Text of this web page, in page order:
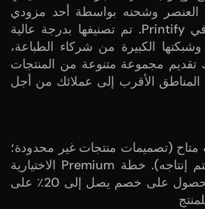
العنصر وشحنه بواسطة أحد مزودي
الطباعة العالميين في Printify. تم تصنيفها بدرجة عالية
الكبيرة من شركاء الطباعة،
تقديم مجموعة متنوعة من المنتجات
الأقرب إلى عملائك من أجل
متاح (تصميمات منتجات غير محدودة؛
الدفع لكل عنصر يتم إنتاجه). خطة Premium الاختيارية
29 دولارًا شهريًا للحصول على خصم يصل إلى 20٪ على